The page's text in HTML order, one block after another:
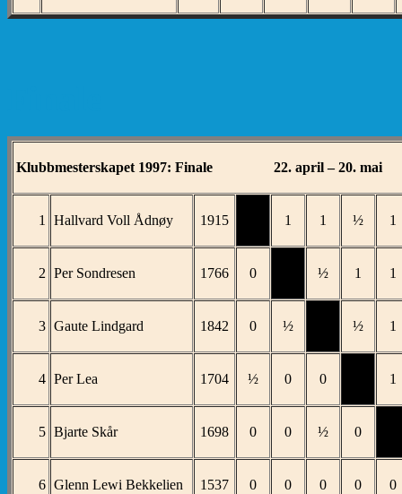
Klubbmesterskapet 1997: Finale 22. april – 20. mai
1 Hallvard Voll Ådnøy 1915 1 1 ½ 1
2 Per Sondresen 1766 0 ½ 1 1
3 Gaute Lindgard 1842 0 ½ ½ 1
4 Per Lea 1704 ½ 0 0 1
5 Bjarte Skår 1698 0 0 ½ 0
6 Glenn Lewi Bekkelien 1537 0 0 0 0 0